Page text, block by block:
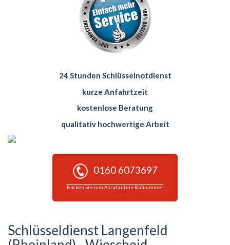
24 Stunden Schlüsselnotdienst
kurze Anfahrtzeit
kostenlose Beratung
qualitativ hochwertige Arbeit
0160 6073697
Klicken Sie zum Anruf auf die Rufnummer
Schlüsseldienst Langenfeld